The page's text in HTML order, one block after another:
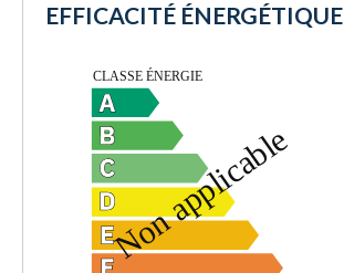
EFFICACITÉ ÉNERGÉTIQUE